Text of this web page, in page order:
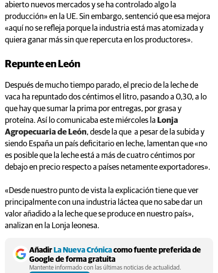
abierto nuevos mercados y se ha controlado algo la
producción» en la UE. Sin embargo, sentenció que esa mejora
«aquí no se refleja porque la industria está mas atomizada y
quiera ganar más sin que repercuta en los productores».
Repunte en León
Después de mucho tiempo parado, el precio de la leche de
vaca ha repuntado dos céntimos el litro, pasando a 0,30, a lo
que hay que sumar la prima por entregas, por grasa y
proteína. Así lo comunicaba este miércoles la Lonja
Agropecuaria de León, desde la que a pesar de la subida y
siendo España un país deficitario en leche, lamentan que «no
es posible que la leche está a más de cuatro céntimos por
debajo en precio respecto a países netamente exportadores».
«Desde nuestro punto de vista la explicación tiene que ver
principalmente con una industria láctea que no sabe dar un
valor añadido a la leche que se produce en nuestro país»,
analizan en la Lonja leonesa.
AñadirLa Nueva Crónicacomo fuente preferida de
Google de forma gratuita
Mantente informado con las últimas noticias de actualidad.